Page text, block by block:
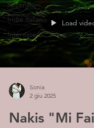
Recensioni
Indie italiano
Interviste
Load
Sonia
2 giu 2025
Nakis "Mi